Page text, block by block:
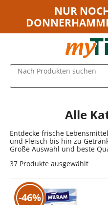
Zum Hauptinhalt springen
Zur Navigation springen
NUR
Nach Produkten suchen
Alle
Entdecke frische
und Fleisch bis hin zu
Große Auswahl und beste
37 Produkte ausgewählt
-46%